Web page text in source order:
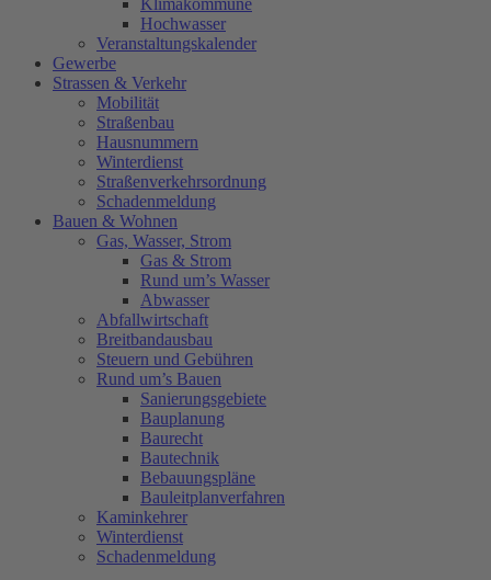
Klimakommune
Hochwasser
Veranstaltungskalender
Gewerbe
Strassen & Verkehr
Mobilität
Straßenbau
Hausnummern
Winterdienst
Straßenverkehrsordnung
Schadenmeldung
Bauen & Wohnen
Gas, Wasser, Strom
Gas & Strom
Rund um’s Wasser
Abwasser
Abfallwirtschaft
Breitbandausbau
Steuern und Gebühren
Rund um’s Bauen
Sanierungsgebiete
Bauplanung
Baurecht
Bautechnik
Bebauungspläne
Bauleitplanverfahren
Kaminkehrer
Winterdienst
Schadenmeldung